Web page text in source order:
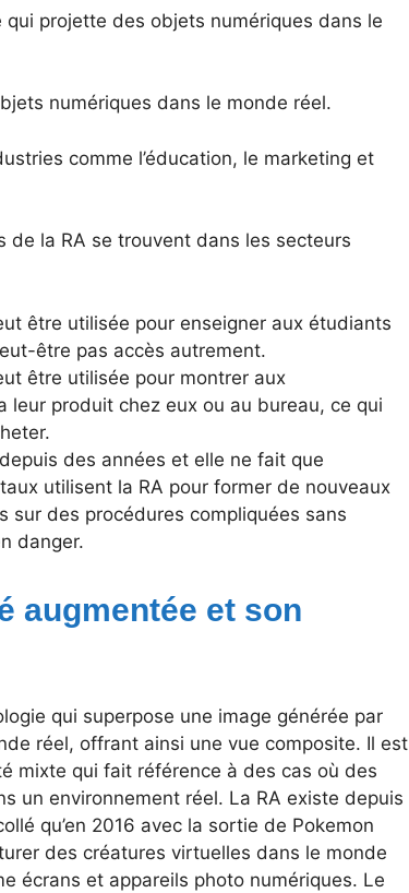
projette des objets numériques dans le
numériques dans le monde réel.
comme l’éducation, le marketing et
la RA se trouvent dans les secteurs
être utilisée pour enseigner aux étudiants
être pas accès autrement.
être utilisée pour montrer aux
leur produit chez eux ou au bureau, ce qui
des années et elle ne fait que
utilisent la RA pour former de nouveaux
sur des procédures compliquées sans
danger.
augmentée et son
qui superpose une image générée par
réel, offrant ainsi une vue composite. Il est
mixte qui fait référence à des cas où des
un environnement réel. La RA existe depuis
qu’en 2016 avec la sortie de Pokemon
des créatures virtuelles dans le monde
écrans et appareils photo numériques. Le